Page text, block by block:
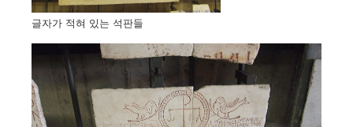
글자가 적혀 있는 석판들